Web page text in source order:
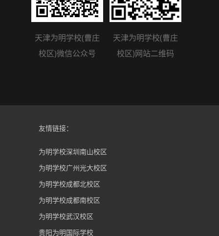
天津为明学校(曹庄
校区)微信公众号
天津为明学校(曹庄
校区)网站二维码
友情链接：
为明学校深圳南山校区
为明学校广州光大校区
为明学校成都北校区
为明学校成都南校区
为明学校武汉校区
贵阳为明国际学校